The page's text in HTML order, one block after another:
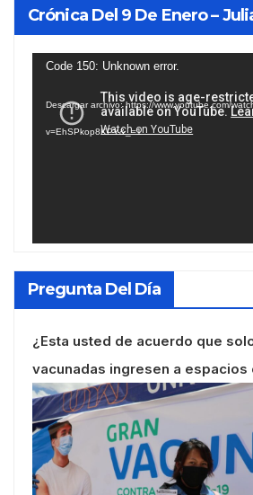
Crónica Del 9 De Enero –
Reproductor
vídeo
Code 150: Unknown error.
Descargar archivo: https://www.youtube.com/
v=EhSPkop8KPY&_=1
Pregunta Del Día
¿Esta usted de acuerdo que
vacunadas ingresen a espacios